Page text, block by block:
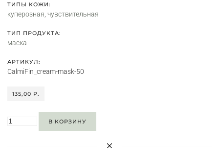
ТИПЫ КОЖИ:
куперозная чувствительная
ТИП ПРОДУКТА:
маска
АРТИКУЛ:
CalmiFin_cream-mask-50
135,00 P.
В КОРЗИНУ